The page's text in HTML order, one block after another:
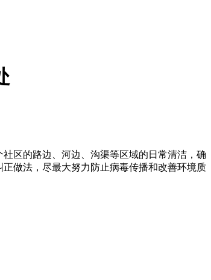
区的路边、河边、沟渠等区域的日常清洁，确
做法，尽最大努力防止病毒传播和改善环境质